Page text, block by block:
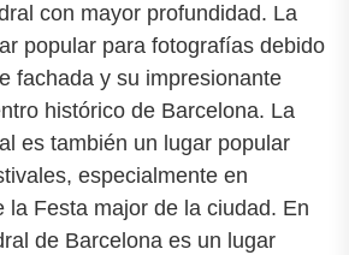
con mayor profundidad. La
popular para fotografías debido
fachada y su impresionante
histórico de Barcelona. La
es también un lugar popular
especialmente en
la Festa major de la ciudad. En
de Barcelona es un lugar